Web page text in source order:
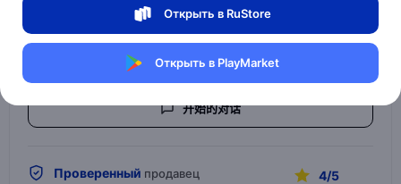
Открыть в RuStore
Открыть в PlayMarket
Weller Store
开始的对话
Проверенный продавец 4/5